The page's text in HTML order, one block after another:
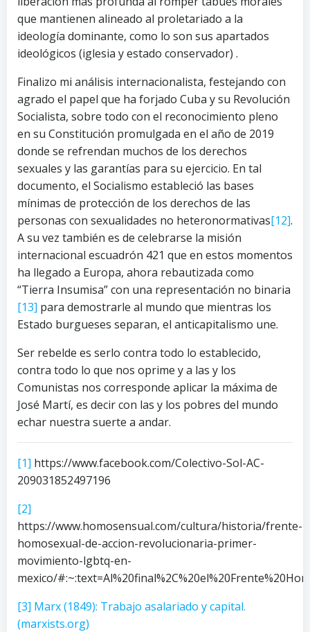
que mantienen alineado al proletariado a la
ideología dominante, como lo son sus apartados
ideológicos (iglesia y estado conservador) .
Finalizo mi análisis internacionalista, festejando con
agrado el papel que ha forjado Cuba y su Revolución
Socialista, sobre todo con el reconocimiento pleno
en su Constitución promulgada en el año de 2019
donde se refrendan muchos de los derechos
sexuales y las garantías para su ejercicio. En tal
documento, el Socialismo estableció las bases
mínimas de protección de los derechos de las
personas con sexualidades no heteronormativas[12].
A su vez también es de celebrarse la misión
internacional escuadrón 421 que en estos momentos
ha llegado a Europa, ahora rebautizada como
“Tierra Insumisa” con una representación no binaria
[13] para demostrarle al mundo que mientras los
Estado burgueses separan, el anticapitalismo une.
Ser rebelde es serlo contra todo lo establecido,
contra todo lo que nos oprime y a las y los
Comunistas nos corresponde aplicar la máxima de
José Martí, es decir con las y los pobres del mundo
echar nuestra suerte a andar.
[1] https://www.facebook.com/Colectivo-Sol-AC-
209031852497196
[2]
https://www.homosensual.com/cultura/historia/frente-
homosexual-de-accion-revolucionaria-primer-
movimiento-lgbtq-en-
mexico/
[3] Marx (1849): Trabajo asalariado y capital.
(marxists.org)